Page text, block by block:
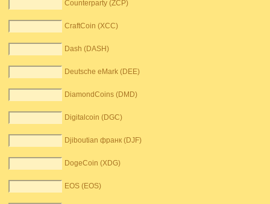
Counterparty (ZCP)
CraftCoin (XCC)
Dash (DASH)
Deutsche eMark (DEE)
DiamondCoins (DMD)
Digitalcoin (DGC)
Djiboutian франк (DJF)
DogeCoin (XDG)
EOS (EOS)